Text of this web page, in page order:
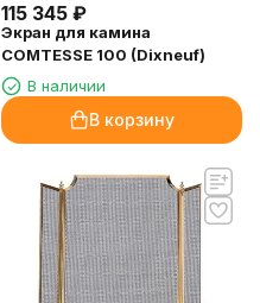
115 345 ₽
Экран для камина
COMTESSE 100 (Dixneuf)
В наличии
В корзину